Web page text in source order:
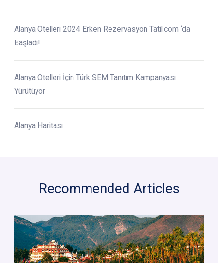
Alanya Otelleri 2024 Erken Rezervasyon Tatil.com ‘da
Başladı!
Alanya Otelleri İçin Türk SEM Tanıtım Kampanyası
Yürütüyor
Alanya Haritası
Recommended Articles